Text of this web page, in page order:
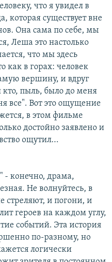
что я увидел в
которая существует вне
Она сама по себе, мы
Леша это настолько
что мы здесь
как в горах: человек
вершину, и вдруг
кто, пыль, было до меня
все". Вот это ощущение
в этом фильме
достойно заявлено и
ощутил...
- конечно, драма,
Не волнуйтесь, в
стреляют, и погони, и
героев на каждом углу,
событий. Эта история
по-разному, но
логически